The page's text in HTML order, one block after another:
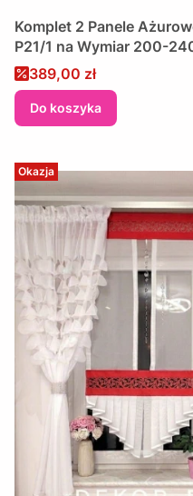
Komplet 2 Panele
P21/1 na Wymiar 200-
Cena promocyjna
389,00 zł
Do koszyka
Okazja